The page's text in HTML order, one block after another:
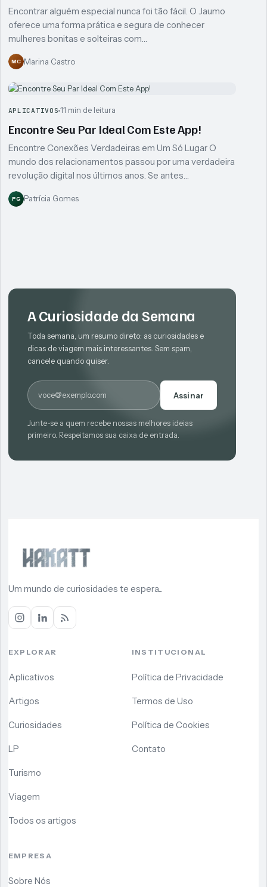
Encontrar alguém especial nunca foi tão fácil. O Jaumo
oferece uma forma prática e segura de conhecer
mulheres bonitas e solteiras com…
MC Marina Castro
APLICATIVOS 11 min de leitura
Encontre Seu Par Ideal Com Este App!
Encontre Conexões Verdadeiras em Um Só Lugar O
mundo dos relacionamentos passou por uma verdadeira
revolução digital nos últimos anos. Se antes…
PG Patrícia Gomes
A Curiosidade da Semana
Toda semana, um resumo direto: as curiosidades e
dicas de viagem mais interessantes. Sem spam,
cancele quando quiser.
E-mail
Assinar
Junte-se a quem recebe nossas melhores ideias
primeiro. Respeitamos sua caixa de entrada.
Um mundo de curiosidades te espera...
EXPLORAR
Aplicativos
Artigos
Curiosidades
LP
Turismo
Viagem
Todos os artigos
INSTITUCIONAL
Política de Privacidade
Termos de Uso
Política de Cookies
Contato
EMPRESA
Sobre Nós